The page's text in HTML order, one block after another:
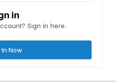
in
Sign in here.
In Now